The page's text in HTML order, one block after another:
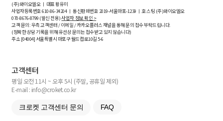
(주)와이오엘오 ㅣ 대표 황유미
사업자등록번호610-86-34204ㅣ 통신판매번호 2019-서울마포-1239 ㅣ 호스팅 (주)와이오엘오
070-8676-8799 (발신 전용)사업자 정보 확인 >
고객 문의: 우측 고객센터 / 이메일 / 카카오플러스 채널을 통해 문의 접수 부탁드립니다.
(정확한 상담 기록을 위해 유선상 문의는 접수받고 있지 않습니다)
주소 [04004] 서울특별시 마포구 월드컵로10길5-6
고객센터
평일 오전 11시 ~ 오후 5시 (주말, 공휴일 제외)
E-mail : info@croket.co.kr
크로켓 고객센터 문의 FAQ